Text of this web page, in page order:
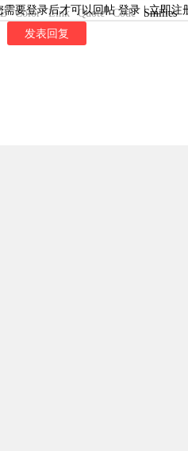
B Color Link Quote Code Smilies
需要登录后才可以回帖登录 |立即注
发表回复